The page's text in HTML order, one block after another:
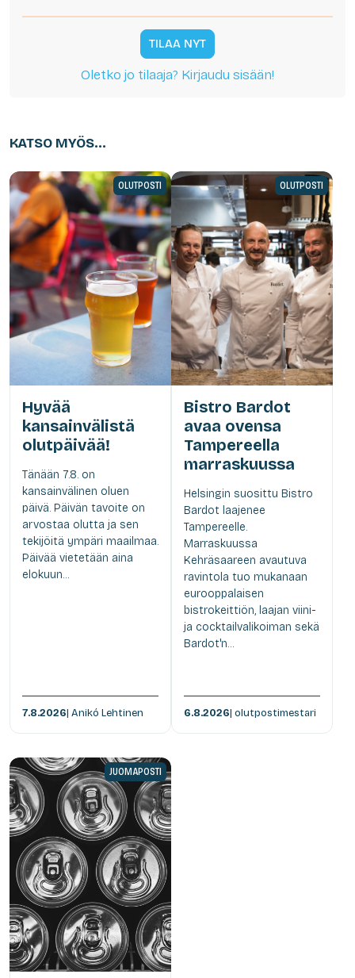
TILAA NYT
Oletko jo tilaaja? Kirjaudu sisään!
KATSO MYÖS...
OLUTPOSTI
Hyvää
kansainvälistä
olutpäivää!
Tänään 7.8. on
kansainvälinen oluen
päivä. Päivän tavoite on
arvostaa olutta ja sen
tekijöitä ympäri maailmaa.
Päivää vietetään aina
elokuun...
7.8.2026| Anikó Lehtinen
OLUTPOSTI
Bistro Bardot
avaa ovensa
Tampereella
marraskuussa
Helsingin suosittu Bistro
Bardot laajenee
Tampereelle.
Marraskuussa
Kehräsaareen avautuva
ravintola tuo mukanaan
eurooppalaisen
bistrokeittiön, laajan viini-
ja cocktailvalikoiman sekä
Bardot'n...
6.8.2026| olutpostimestari
JUOMAPOSTI